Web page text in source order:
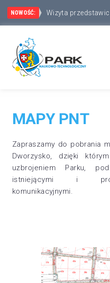
NOWOŚĆ: Wizyta
Park Naukowo-
MAPY PNT
Zapraszamy do pobrania
Dworzysko, dzięki
uzbrojeniem Parku,
istniejącymi i
komunikacyjnymi.